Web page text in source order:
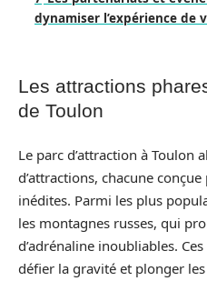
dynamiser l’expérience de
Les attractions
de Toulon
Le parc d’attraction à Toulon
d’attractions, chacune
inédites. Parmi les plus
les montagnes russes, qui
d’adrénaline inoubliables.
défier la gravité et plonger